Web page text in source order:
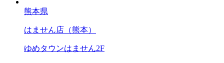
熊本県
はません店（熊本）
ゆめタウンはません2F